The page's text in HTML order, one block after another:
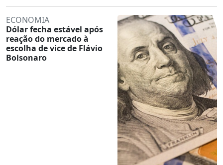
ECONOMIA
Dólar fecha estável após
reação do mercado à
escolha de vice de Flávio
Bolsonaro